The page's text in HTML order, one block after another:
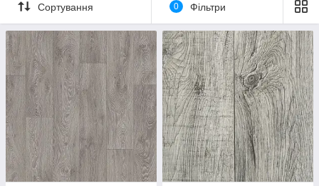
лінолеуму з додатковим захисним шаром. Практичне рішення
для будинку. Популярні в Україні дизайни в поєднанні з
доступною ціною роблять цю колекцію привабливою для
покупців, а додатковий захисний шар Extreme Protection
забезпечує стійкість покриття до всіх видів побутових
забруднень і полегшує догляд за ним.
Сортування 0 Фільтри